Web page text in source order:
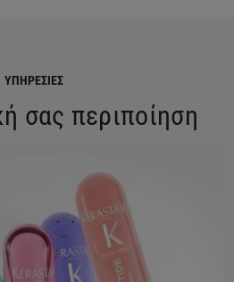
ΥΠΗΡΕΣΊΕΣ
σας περιποίηση